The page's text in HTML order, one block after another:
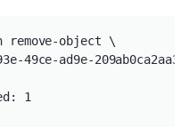
remove-object \
49ce-ad9e-209ab0ca2aa3
1